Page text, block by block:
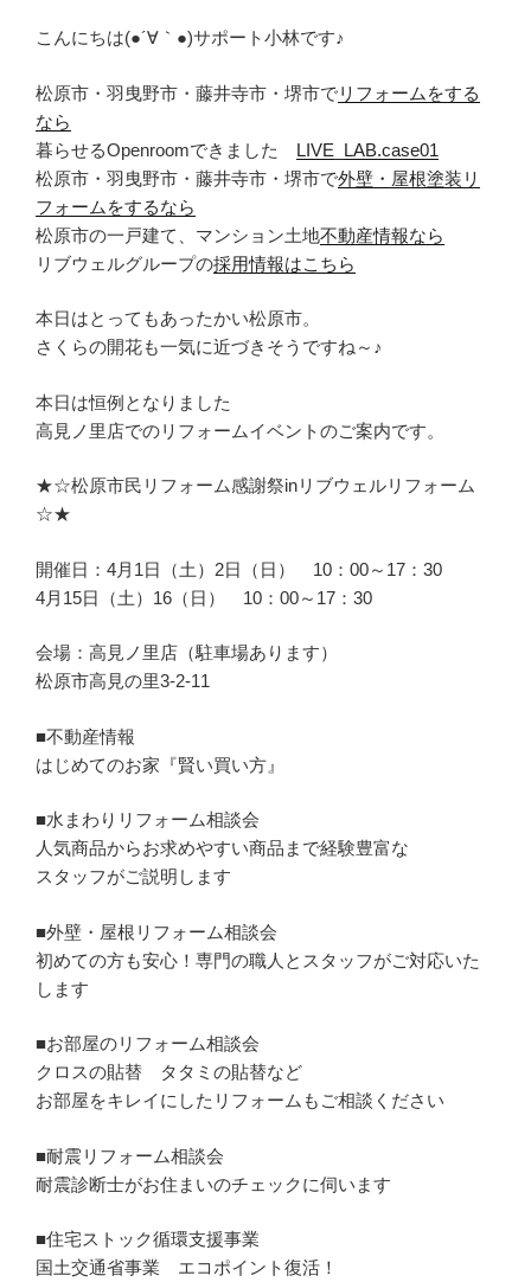
こんにちは(●´∀｀●)サポート小林です♪
松原市・羽曳野市・藤井寺市・堺市でリフォームをする
なら
暮らせるOpenroomできました LIVE_LAB.case01
松原市・羽曳野市・藤井寺市・堺市で外壁・屋根塗装リ
フォームをするなら
松原市の一戸建て、マンション土地不動産情報なら
リブウェルグループの採用情報はこちら
本日はとってもあったかい松原市。
さくらの開花も一気に近づきそうですね～♪
本日は恒例となりました
高見ノ里店でのリフォームイベントのご案内です。
★☆松原市民リフォーム感謝祭inリブウェルリフォーム
☆★
開催日：4月1日（土）2日（日） 10：00～17：30
4月15日（土）16（日） 10：00～17：30
会場：高見ノ里店（駐車場あります）
松原市高見の里3-2-11
■不動産情報
はじめてのお家『賢い買い方』
■水まわりリフォーム相談会
人気商品からお求めやすい商品まで経験豊富な
スタッフがご説明します
■外壁・屋根リフォーム相談会
初めての方も安心！専門の職人とスタッフがご対応いた
します
■お部屋のリフォーム相談会
クロスの貼替 タタミの貼替など
お部屋をキレイにしたリフォームもご相談ください
■耐震リフォーム相談会
耐震診断士がお住まいのチェックに伺います
■住宅ストック循環支援事業
国土交通省事業 エコポイント復活！